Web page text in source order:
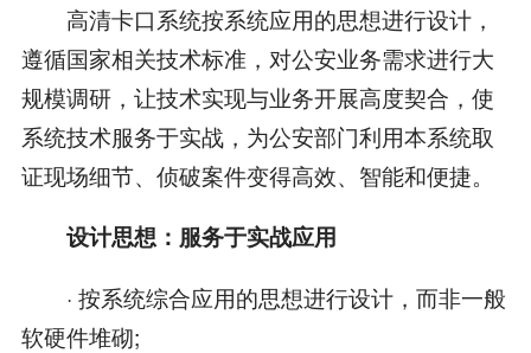
高清卡口系统按系统应用的思想进行设计，
遵循国家相关技术标准，对公安业务需求进行大
规模调研，让技术实现与业务开展高度契合，使
系统技术服务于实战，为公安部门利用本系统取
证现场细节、侦破案件变得高效、智能和便捷。
设计思想：服务于实战应用
· 按系统综合应用的思想进行设计，而非一般
软硬件堆砌;